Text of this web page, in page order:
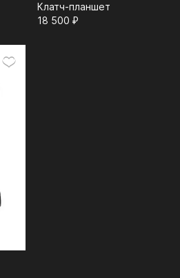
Клатч-планшет
18 500⁠ ⁠₽